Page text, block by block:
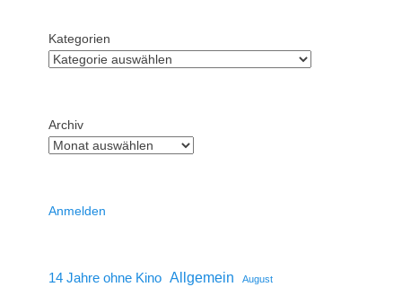
Kategorien
Archiv
Anmelden
14 Jahre ohne Kino Allgemein August